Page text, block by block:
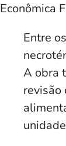
Econômica
Entre
A obra
revisão